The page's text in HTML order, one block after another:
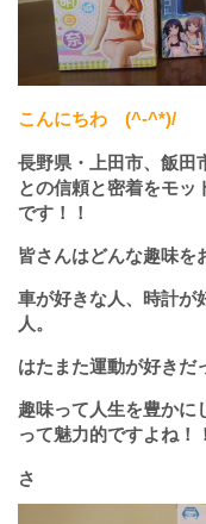
こんにちわ (^-^*)/
長野県・上田市、飯田
との信頼と密着をモッ
です！！
皆さんはどんな趣味を
車が好きな人、時計が
人。
はたまた運動が好きだ
趣味って人生を豊かに
って魅力的ですよね！！
さ